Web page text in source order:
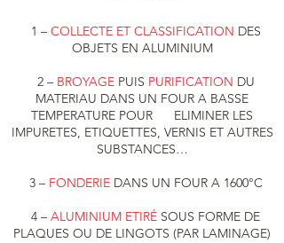
1 – COLLECTE ET CLASSIFICATION DES
OBJETS EN ALUMINIUM
2 – BROYAGEPUIS PURIFICATION DU
MATERIAU DANS UN FOUR A BASSE
TEMPERATURE POUR ELIMINER LES
IMPURETES, ETIQUETTES, VERNIS ET AUTRES
SUBSTANCES…
3 – FONDERIEDANS UN FOUR A 1600°C
4 – ALUMINIUM ETIRÉ SOUS FORME DE
PLAQUES OU DE LINGOTS (PAR LAMINAGE)